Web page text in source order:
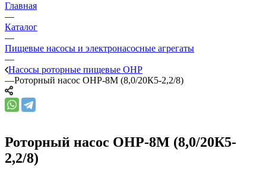
Главная
—
Каталог
—
Пищевые насосы и электронасосные агрегаты
—
Насосы роторные пищевые ОНР
—Роторный насос ОНР-8М (8,0/20К5-2,2/8)
Роторный насос ОНР-8М (8,0/20К5-
2,2/8)